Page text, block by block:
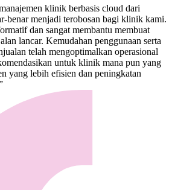
klinik berbasis cloud dari
benar menjadi terobosan bagi klinik kami.
dan sangat membantu membuat
lancar. Kemudahan penggunaan serta
telah mengoptimalkan operasional
untuk klinik mana pun yang
yang lebih efisien dan peningkatan